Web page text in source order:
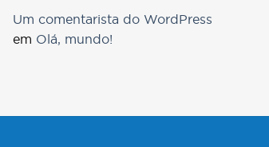
Um comentarista do WordPress
em Olá, mundo!